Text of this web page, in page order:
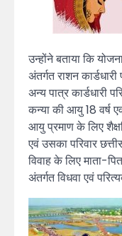
उन्होंने बताया कि
अंतर्गत राशन
अन्य पात्र कार्डधारी
कन्या की आयु 18 वर्ष
आयु प्रमाण के लिए
एवं उसका परिवार
विवाह के लिए माता-
अंतर्गत विधवा एवं